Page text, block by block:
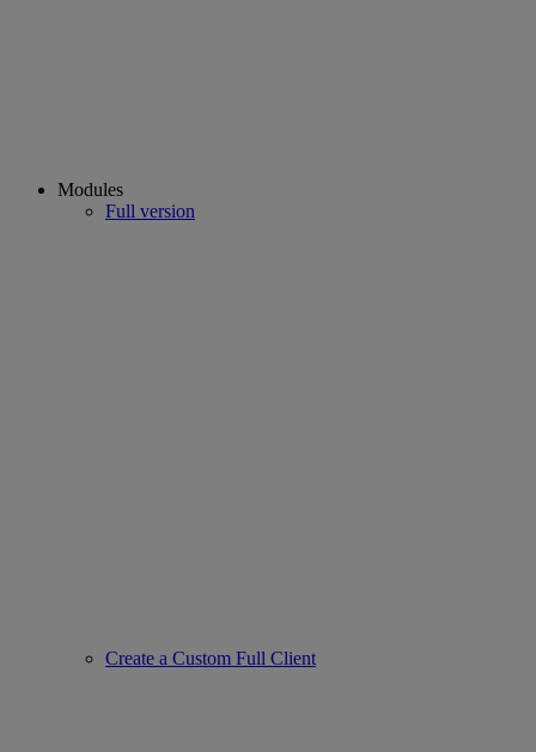
Modules
Full version
Create a Custom Full Client